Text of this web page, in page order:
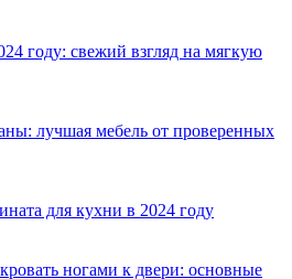
году: свежий взгляд на мягкую
лучшая мебель от проверенных
для кухни в 2024 году
ногами к двери: основные